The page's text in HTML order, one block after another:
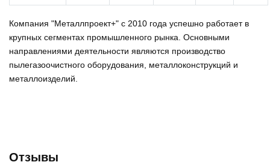
Компания "Металлпроект+" с 2010 года успешно работает в
крупных сегментах промышленного рынка. Основными
направлениями деятельности являются производство
пылегазоочистного оборудования, металлоконструкций и
металлоизделий.
Отзывы